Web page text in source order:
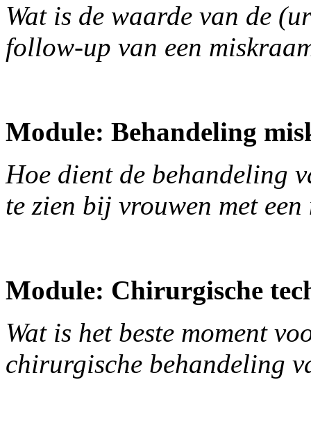
Wat is de waarde van de
follow-up van een
Module: Behandeling
Hoe dient de behandeling
te zien bij vrouwen met
Module: Chirurgische
Wat is het beste moment
chirurgische behandeling